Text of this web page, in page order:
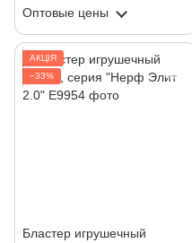
Оптовые цены
АКЦІЯ
−33%
Бластер игрушечный